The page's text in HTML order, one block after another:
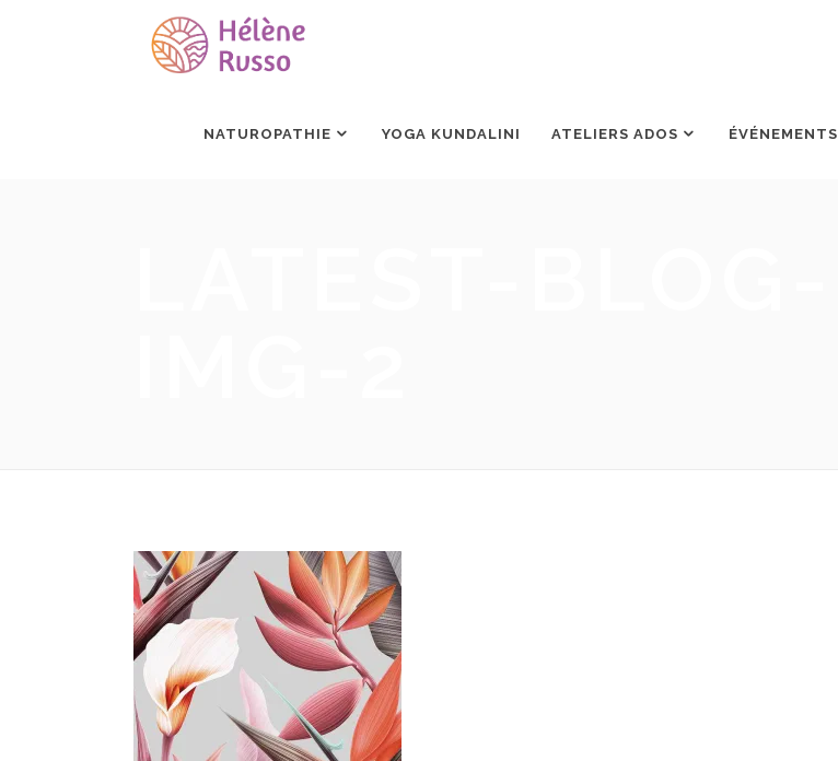
NATUROPATHIE YOGA KUNDALINI ATELIERS ADOS ÉVÉNEMENTS